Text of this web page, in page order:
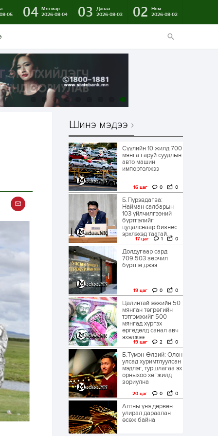
05
04 Мягмар
2026-08-04
03
Даваа
2026-08-03
02
Ням
2026-08-02
Шинэ мэдээ
Сүүлийн 10 жилд 700
мянга гаруй суудлын
авто машин
импортолжээ
16 цаг 0 0
Б.Пүрэвдагва:
Найман салбарын
103 үйлчилгээний
бүртгэлийг
цуцалснаар бизнес
эрхлэхэд таатай...
17 цаг 1 0
Долдугаар сард
709.503 зөрчил
бүртгэгджээ
19 цаг 0 0
Цалинтай ээжийн 50
мянган төгрөгийн
тэтгэмжийг 500
мянгад хүргэх
өргөдөлд санал авч
эхэлжээ
19 цаг 2 0
Б.Түмэн-Өлзий: Олон
улсад хуримтлуулсан
мэдлэг, туршлагаа эх
орныхоо хөгжилд
зориулна
20 цаг 0 0
Алтны үнэ дөрвөн
улирал дараалан
өсөж байна